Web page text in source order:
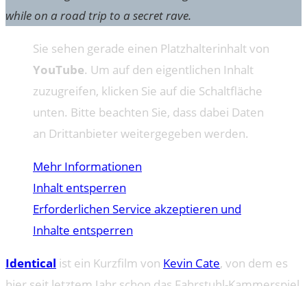
while on a road trip to a secret rave.
Sie sehen gerade einen Platzhalterinhalt von
YouTube. Um auf den eigentlichen Inhalt
zuzugreifen, klicken Sie auf die Schaltfläche
unten. Bitte beachten Sie, dass dabei Daten
an Drittanbieter weitergegeben werden.
Mehr Informationen
Inhalt entsperren
Erforderlichen Service akzeptieren und
Inhalte entsperren
Identical ist ein Kurzfilm von Kevin Cate, von dem es